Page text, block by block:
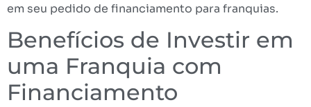
em seu pedido de financiamento para franquias.
Benefícios de Investir em
uma Franquia com
Financiamento